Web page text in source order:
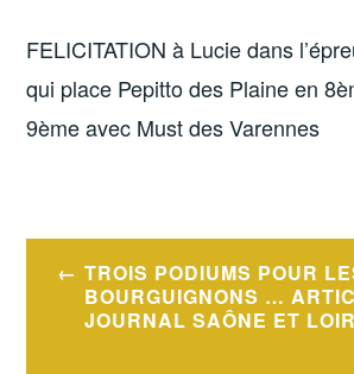
FELICITATION à Lucie dans
qui place Pepitto des Plaine en
9ème avec Must des Varennes
Navigation
TROIS PODIUMS POUR
BOURGUIGNONS …
JOURNAL SAÔNE ET